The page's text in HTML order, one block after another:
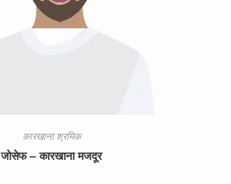
कारखाना श्रमिक
जोसेफ – कारखाना मजदूर